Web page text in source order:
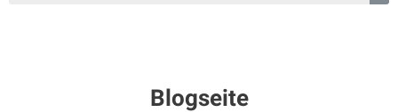
Blogseite